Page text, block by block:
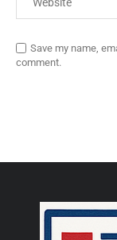
Save my name,
comment.